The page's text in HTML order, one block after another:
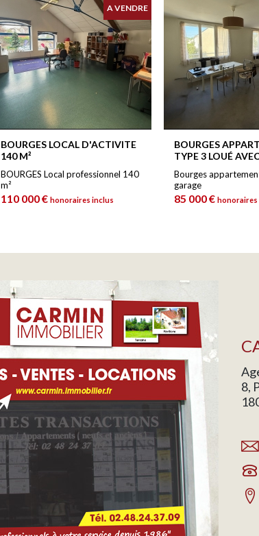
A VENDRE
BOURGES LOCAL D'ACTIVITE
140 M²
BOURGES Local professionnel 140
m²
110 000 € honoraires inclus
BOURGES
TYPE 3 LOUÉ
Bourges
garage
85 000 € honoraires
8,